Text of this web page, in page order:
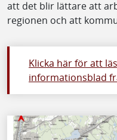
att det blir lättare att
regionen och att
Klicka här för att
informationsblad